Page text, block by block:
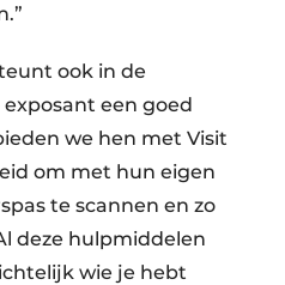
ook in de
een goed
we hen met Visit
om met hun eigen
te scannen en zo
deze hulpmiddelen
wie je hebt